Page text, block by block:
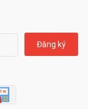
Đăng ký